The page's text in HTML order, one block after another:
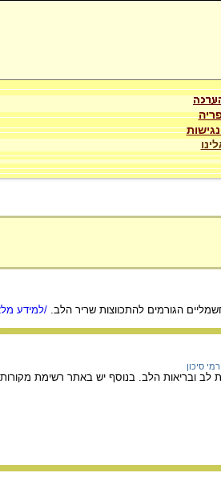
הגורמים להתכווצות שריר הלב. /למידע
סיכון
ובריאות הלב. בנוסף יש באתר רשימת מקורות,